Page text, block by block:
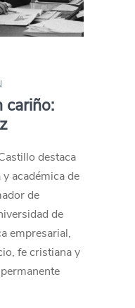
cariño:
destaca
académica de
de
de
empresarial,
fe cristiana y